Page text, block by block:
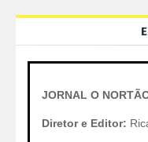
JORNAL O
Diretor e Editor: